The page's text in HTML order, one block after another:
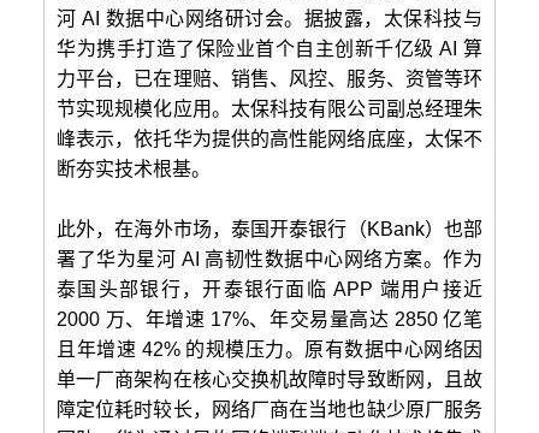
河 AI 数据中心网络研讨会。据披露，太保科技与
华为携手打造了保险业首个自主创新千亿级 AI 算
力平台，已在理赔、销售、风控、服务、资管等环
节实现规模化应用。太保科技有限公司副总经理朱
峰表示，依托华为提供的高性能网络底座，太保不
断夯实技术根基。
此外，在海外市场，泰国开泰银行（KBank）也部
署了华为星河 AI 高韧性数据中心网络方案。作为
泰国头部银行，开泰银行面临 APP 端用户接近
2000 万、年增速 17%、年交易量高达 2850 亿笔
且年增速 42% 的规模压力。原有数据中心网络因
单一厂商架构在核心交换机故障时导致断网，且故
障定位耗时较长，网络厂商在当地也缺少原厂服务